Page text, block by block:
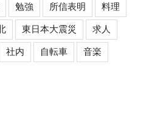
勉強 所信表明 料理
東日本大震災 求人
社内 自転車 音楽